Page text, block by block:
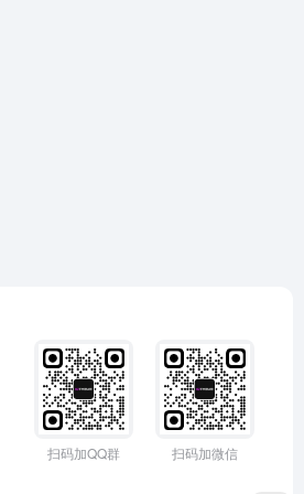
扫码加QQ群 扫码加微信